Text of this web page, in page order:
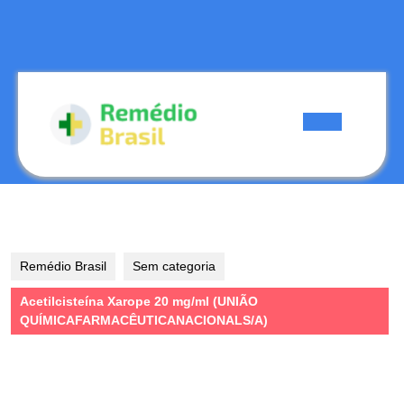
Remédio Brasil Sem categoria
Acetilcisteína Xarope 20 mg/ml (UNIÃO
QUÍMICAFARMACÊUTICANACIONALS/A)